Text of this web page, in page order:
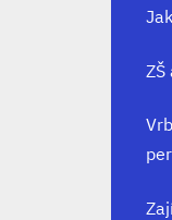
ZŠ